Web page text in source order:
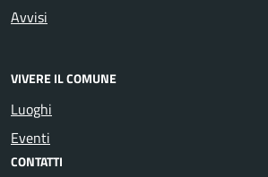
Avvisi
VIVERE IL COMUNE
Luoghi
Eventi
CONTATTI